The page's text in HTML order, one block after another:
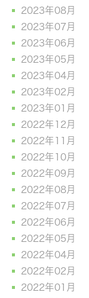
2023年08月
2023年07月
2023年06月
2023年05月
2023年04月
2023年02月
2023年01月
2022年12月
2022年11月
2022年10月
2022年09月
2022年08月
2022年07月
2022年06月
2022年05月
2022年04月
2022年02月
2022年01月